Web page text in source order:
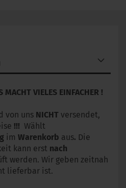
MACHT VIELES EINFACHER !
von uns NICHT versendet,
!!! Wählt
im Warenkorb aus. Die
kann erst nach
werden. Wir geben zeitnah
lieferbar ist.